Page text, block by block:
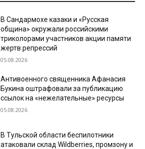
В Сандармохе казаки и «Русская
община» окружали российскими
триколорами участников акции памяти
жертв репрессий
05.08.2026
Антивоенного священника Афанасия
Букина оштрафовали за публикацию
ссылок на «нежелательные» ресурсы
05.08.2026
В Тульской области беспилотники
атаковали склад Wildberries, промзону и